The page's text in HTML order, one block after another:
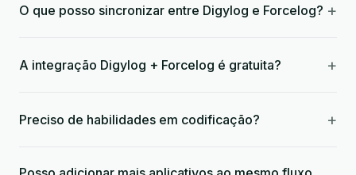
O que posso sincronizar entre Digylog e Forcelog? +
A integração Digylog + Forcelog é gratuita? +
Preciso de habilidades em codificação? +